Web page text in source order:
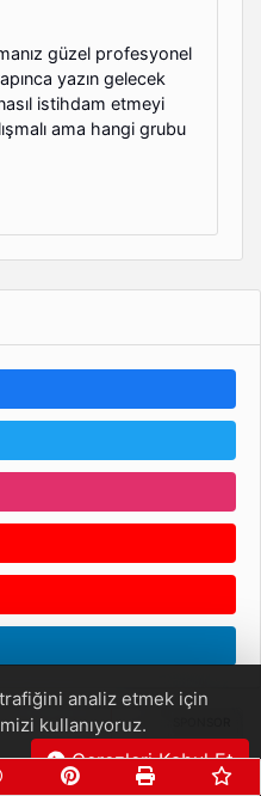
güzel profesyonel
yazın gelecek
istihdam etmeyi
ama hangi grubu
analiz etmek için
kullanıyoruz.
Çerezleri Kabul Et